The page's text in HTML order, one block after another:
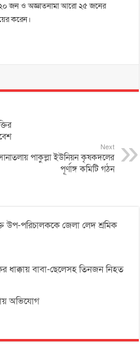
২০ জন ও অজ্ঞাতনামা আরো ২৫ জনের
করেন।
Next
পাকুল্লা ইউনিয়ন কৃষকদলের
পূর্ণাঙ্গ কমিটি গঠন
উপ-পরিচালককে জেলা লেদ শ্রমিক
ধাক্কায় বাবা-ছেলেসহ তিনজন নিহত
অভিযোগ